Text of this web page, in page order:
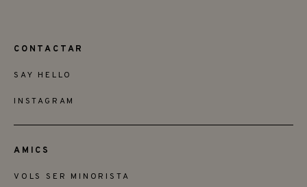
CONTACTAR
SAY HELLO
INSTAGRAM
AMICS
VOLS SER MINORISTA